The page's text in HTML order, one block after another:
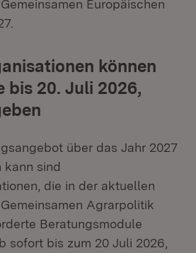
Europäischen
können
bis 20. Juli 2026,
über das Jahr 2027
sind
die in der aktuellen
Agrarpolitik
Beratungsmodule
sofort bis zum 20 Juli 2026,